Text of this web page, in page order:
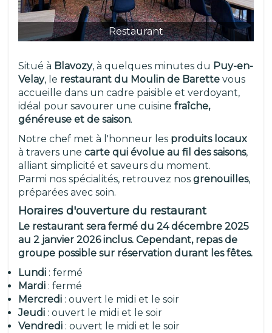
Restaurant
Situé à Blavozy, à quelques minutes du Puy-en-
Velay, le restaurant du Moulin de Barette vous
accueille dans un cadre paisible et verdoyant,
idéal pour savourer une cuisine fraîche,
généreuse et de saison.
Notre chef met à l'honneur les produits locaux
à travers une carte qui évolue au fil des saisons,
alliant simplicité et saveurs du moment.
Parmi nos spécialités, retrouvez nos grenouilles,
préparées avec soin.
Horaires d'ouverture du restaurant
Le restaurant sera fermé du 24 décembre 2025
au 2 janvier 2026 inclus. Cependant, repas de
groupe possible sur réservation durant les fêtes.
Lundi : fermé
Mardi : fermé
Mercredi : ouvert le midi et le soir
Jeudi : ouvert le midi et le soir
Vendredi : ouvert le midi et le soir